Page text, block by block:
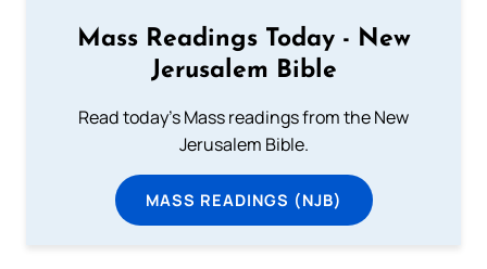
Mass Readings Today - New
Jerusalem Bible
Read today's Mass readings from the New
Jerusalem Bible.
MASS READINGS (NJB)